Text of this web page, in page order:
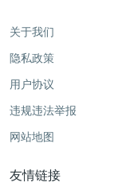
关于我们
隐私政策
用户协议
违规违法举报
网站地图
友情链接